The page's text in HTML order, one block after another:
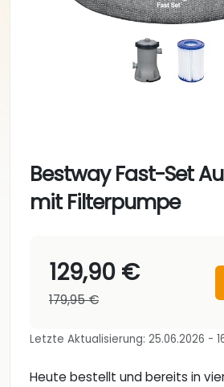
Bestway Fast-Set
mit Filterpumpe
129,90 €
179,95 €
Letzte Aktualisierung: 25.06.2026 -
Heute bestellt und bereits in